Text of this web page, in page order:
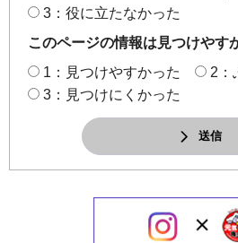
3：役に立たなかった
このページの情報は見つけやす
1：見つけやすかった
2：
3：見つけにくかった
送信